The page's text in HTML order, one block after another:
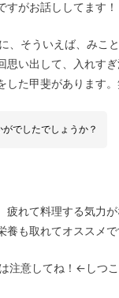
すがお話ししてます！
、そういえば、みこ
思い出して、入れす
した甲斐があります
がでしたでしょうか？
疲れて料理する気力
養も取れてオススメで
注意してね！←しつ